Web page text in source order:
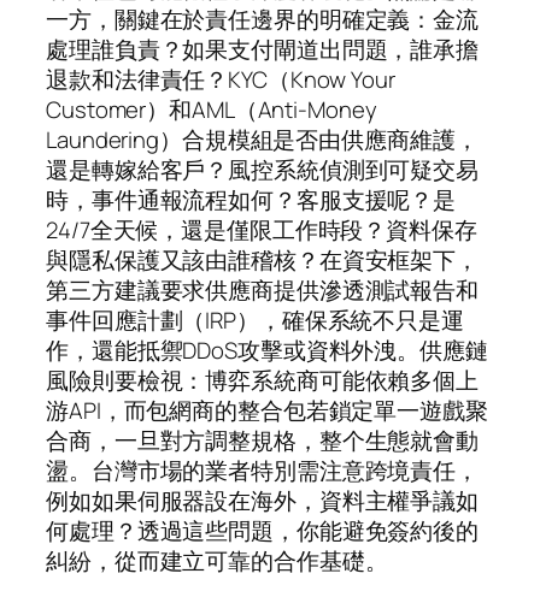
一方，關鍵在於責任邊界的明確定義：金流
處理誰負責？如果支付閘道出問題，誰承擔
退款和法律責任？KYC（Know Your
Customer）和AML（Anti-Money
Laundering）合規模組是否由供應商維護，
還是轉嫁給客戶？風控系統偵測到可疑交易
時，事件通報流程如何？客服支援呢？是
24/7全天候，還是僅限工作時段？資料保存
與隱私保護又該由誰稽核？在資安框架下，
第三方建議要求供應商提供滲透測試報告和
事件回應計劃（IRP），確保系統不只是運
作，還能抵禦DDoS攻擊或資料外洩。供應鏈
風險則要檢視：博弈系統商可能依賴多個上
游API，而包網商的整合包若鎖定單一遊戲聚
合商，一旦對方調整規格，整个生態就會動
盪。台灣市場的業者特別需注意跨境責任，
例如如果伺服器設在海外，資料主權爭議如
何處理？透過這些問題，你能避免簽約後的
糾紛，從而建立可靠的合作基礎。